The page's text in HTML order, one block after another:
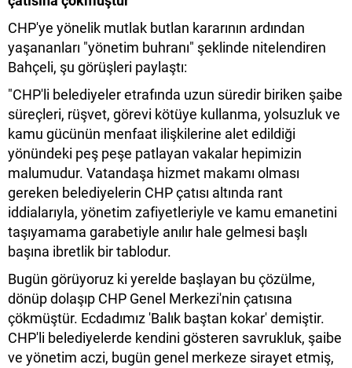
CHP'ye yönelik mutlak butlan kararının ardından
yaşananları "yönetim buhranı" şeklinde nitelendiren
Bahçeli, şu görüşleri paylaştı:
"CHP'li belediyeler etrafında uzun süredir biriken şaibe
süreçleri, rüşvet, görevi kötüye kullanma, yolsuzluk ve
kamu gücünün menfaat ilişkilerine alet edildiği
yönündeki peş peşe patlayan vakalar hepimizin
malumudur. Vatandaşa hizmet makamı olması
gereken belediyelerin CHP çatısı altında rant
iddialarıyla, yönetim zafiyetleriyle ve kamu emanetini
taşıyamama garabetiyle anılır hale gelmesi başlı
başına ibretlik bir tablodur.
Bugün görüyoruz ki yerelde başlayan bu çözülme,
dönüp dolaşıp CHP Genel Merkezi'nin çatısına
çökmüştür. Ecdadımız 'Balık baştan kokar' demiştir.
CHP'li belediyelerde kendini gösteren savrukluk, şaibe
ve yönetim aczi, bugün genel merkeze sirayet etmiş,